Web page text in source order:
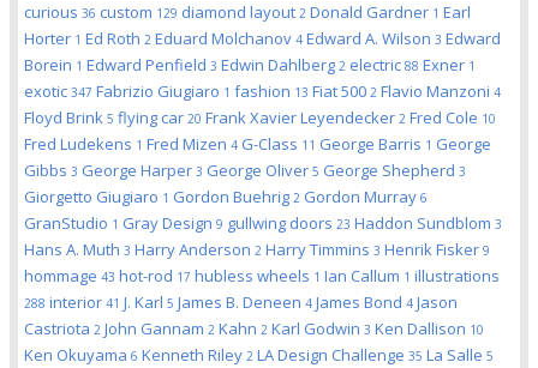
curious 36 custom 129 diamond layout 2 Donald Gardner 1 Earl
Horter 1 Ed Roth 2 Eduard Molchanov 4 Edward A. Wilson 3 Edward
Borein 1 Edward Penfield 3 Edwin Dahlberg 2 electric 88 Exner 1
exotic 347 Fabrizio Giugiaro 1 fashion 13 Fiat 500 2 Flavio Manzoni 4
Floyd Brink 5 flying car 20 Frank Xavier Leyendecker 2 Fred Cole 10
Fred Ludekens 1 Fred Mizen 4 G-Class 11 George Barris 1 George
Gibbs 3 George Harper 3 George Oliver 5 George Shepherd 3
Giorgetto Giugiaro 1 Gordon Buehrig 2 Gordon Murray 6
GranStudio 1 Gray Design 9 gullwing doors 23 Haddon Sundblom 3
Hans A. Muth 3 Harry Anderson 2 Harry Timmins 3 Henrik Fisker 9
hommage 43 hot-rod 17 hubless wheels 1 Ian Callum 1 illustrations
288 interior 41 J. Karl 5 James B. Deneen 4 James Bond 4 Jason
Castriota 2 John Gannam 2 Kahn 2 Karl Godwin 3 Ken Dallison 10
Ken Okuyama 6 Kenneth Riley 2 LA Design Challenge 35 La Salle 5